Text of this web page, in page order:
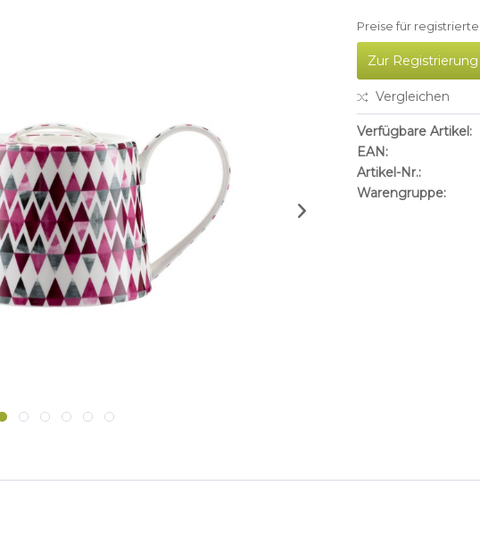
Preise für
Zur Registrierung
Vergleichen
Verfügbare Artikel:
EAN:
Artikel-Nr.:
Warengruppe: